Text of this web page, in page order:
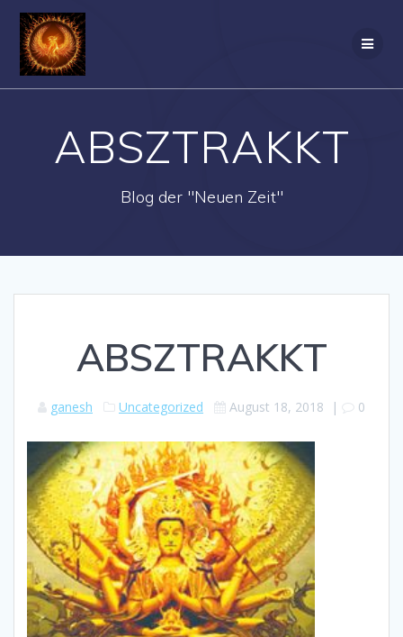
ABSZTRAKKT
Blog der "Neuen Zeit"
ABSZTRAKKT
ganesh Uncategorized August 18, 2018 | 0